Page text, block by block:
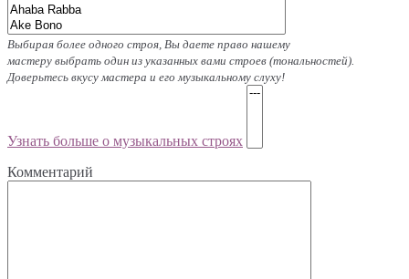
Выбирая более одного строя, Вы даете право нашему
мастеру выбрать один из указанных вами строев (тональностей).
Доверьтесь вкусу мастера и его музыкальному слуху!
Узнать больше о музыкальных строях
Комментарий